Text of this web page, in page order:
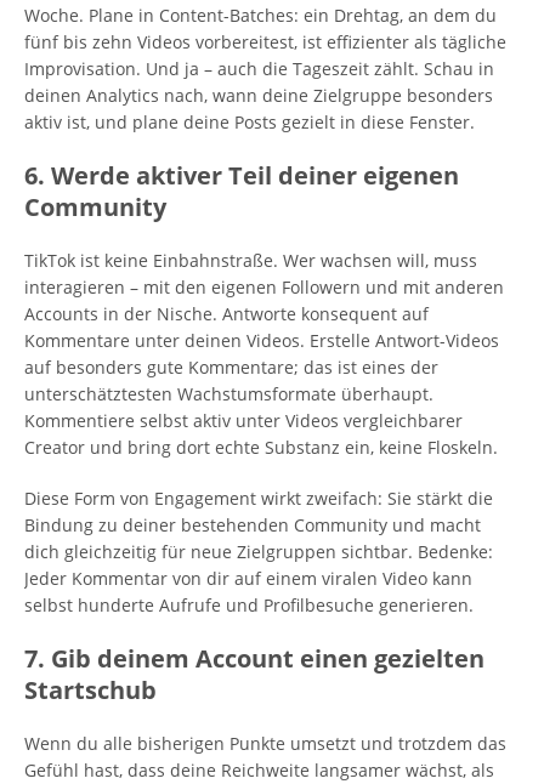
Woche. Plane in Content-Batches: ein Drehtag, an dem du
fünf bis zehn Videos vorbereitest, ist effizienter als tägliche
Improvisation. Und ja – auch die Tageszeit zählt. Schau in
deinen Analytics nach, wann deine Zielgruppe besonders
aktiv ist, und plane deine Posts gezielt in diese Fenster.
6. Werde aktiver Teil deiner eigenen
Community
TikTok ist keine Einbahnstraße. Wer wachsen will, muss
interagieren – mit den eigenen Followern und mit anderen
Accounts in der Nische. Antworte konsequent auf
Kommentare unter deinen Videos. Erstelle Antwort-Videos
auf besonders gute Kommentare; das ist eines der
unterschätztesten Wachstumsformate überhaupt.
Kommentiere selbst aktiv unter Videos vergleichbarer
Creator und bring dort echte Substanz ein, keine Floskeln.
Diese Form von Engagement wirkt zweifach: Sie stärkt die
Bindung zu deiner bestehenden Community und macht
dich gleichzeitig für neue Zielgruppen sichtbar. Bedenke:
Jeder Kommentar von dir auf einem viralen Video kann
selbst hunderte Aufrufe und Profilbesuche generieren.
7. Gib deinem Account einen gezielten
Startschub
Wenn du alle bisherigen Punkte umsetzt und trotzdem das
Gefühl hast, dass deine Reichweite langsamer wächst, als